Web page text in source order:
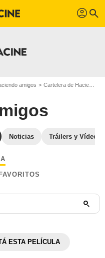
profil search
amigos Cartelera de Haciendo amigos
Noticias Tráilers y Vídeos
ESTA PELÍCULA